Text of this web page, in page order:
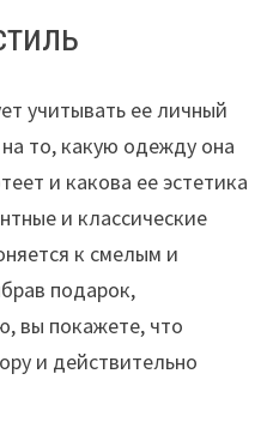
учитывать ее личный
то, какую одежду она
и какова ее эстетика
и классические
к смелым и
подарок,
вы покажете, что
и действительно